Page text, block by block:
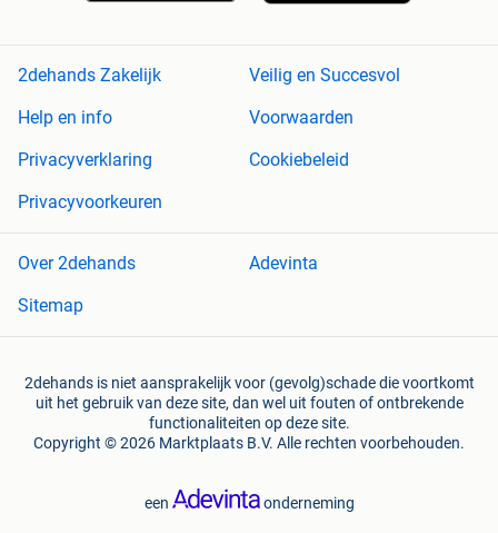
2dehands Zakelijk
Veilig en Succesvol
Help en info
Voorwaarden
Privacyverklaring
Cookiebeleid
Privacyvoorkeuren
Over 2dehands
Adevinta
Sitemap
2dehands is niet aansprakelijk voor (gevolg)schade die voortkomt
uit het gebruik van deze site, dan wel uit fouten of ontbrekende
functionaliteiten op deze site.
Copyright © 2026 Marktplaats B.V. Alle rechten voorbehouden.
een onderneming